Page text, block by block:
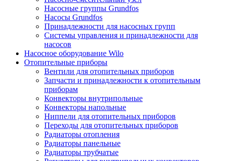
Насосные группы Grundfos
Насосы Grundfos
Принадлежности для насосных групп
Системы управления и принадлежности для
насосов
Насосное оборудование Wilo
Отопительные приборы
Вентили для отопительных приборов
Запчасти и принадлежности к отопительным
приборам
Конвекторы внутрипольные
Конвекторы напольные
Ниппели для отопительных приборов
Переходы для отопительных приборов
Радиаторы отопления
Радиаторы панельные
Радиаторы трубчатые